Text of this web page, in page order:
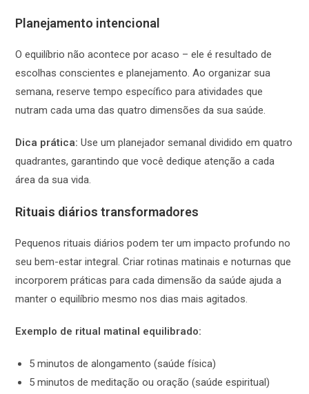
Planejamento intencional
O equilíbrio não acontece por acaso – ele é resultado de
escolhas conscientes e planejamento. Ao organizar sua
semana, reserve tempo específico para atividades que
nutram cada uma das quatro dimensões da sua saúde.
Dica prática: Use um planejador semanal dividido em quatro
quadrantes, garantindo que você dedique atenção a cada
área da sua vida.
Rituais diários transformadores
Pequenos rituais diários podem ter um impacto profundo no
seu bem-estar integral. Criar rotinas matinais e noturnas que
incorporem práticas para cada dimensão da saúde ajuda a
manter o equilíbrio mesmo nos dias mais agitados.
Exemplo de ritual matinal equilibrado:
5 minutos de alongamento (saúde física)
5 minutos de meditação ou oração (saúde espiritual)